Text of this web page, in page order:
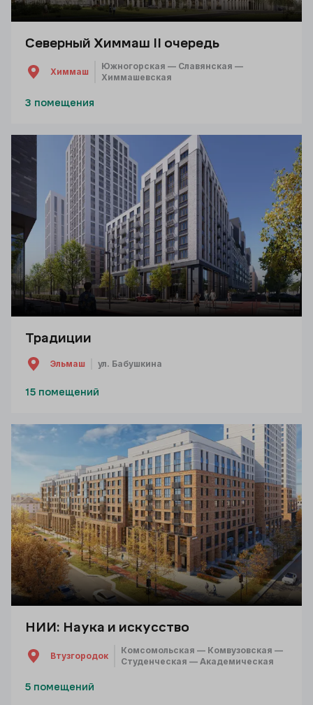
Северный Химмаш II очередь
Химмаш
Южногорская — Славянская —
Химмашевская
3 помещения
Традиции
Эльмаш ул. Бабушкина
15 помещений
НИИ: Наука и искусство
Втузгородок
Комсомольская — Комвузовская —
Студенческая — Академическая
5 помещений